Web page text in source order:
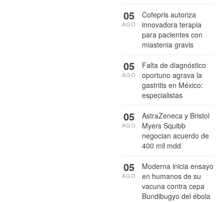
Cofepris autoriza
innovadora terapia
para pacientes con
miastenia gravis
05
AGO
Falta de diagnóstico
oportuno agrava la
gastritis en México:
especialistas
05
AGO
AstraZeneca y Bristol
Myers Squibb
negocian acuerdo de
400 mil mdd
05
AGO
Moderna inicia ensayo
en humanos de su
vacuna contra cepa
Bundibugyo del ébola
05
AGO